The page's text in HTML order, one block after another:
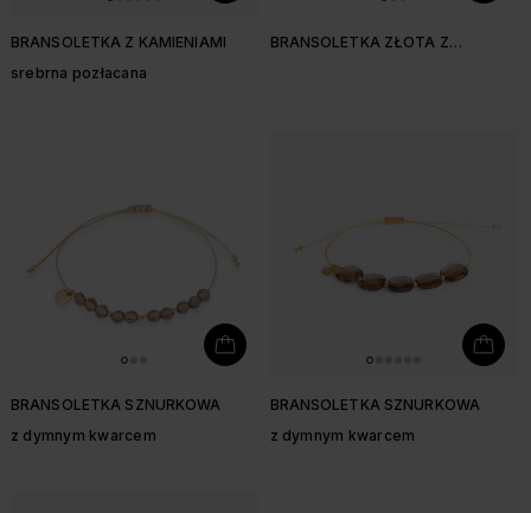
BRANSOLETKA Z KAMIENIAMI
srebrna pozłacana
BRANSOLETKA ZŁOTA Z
BRANSOLETKA SZNURKOWA
z dymnym kwarcem
BRANSOLETKA SZNURKOWA
z dymnym kwarcem